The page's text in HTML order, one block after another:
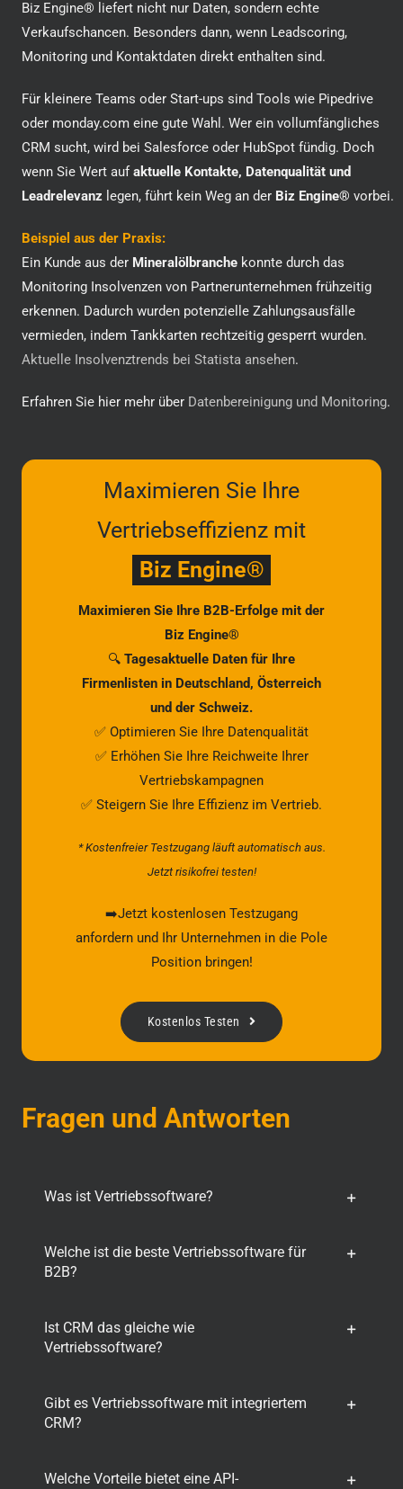
Biz Engine® liefert nicht nur Daten, sondern echte
Verkaufschancen. Besonders dann, wenn Leadscoring,
Monitoring und Kontaktdaten direkt enthalten sind.
Für kleinere Teams oder Start-ups sind Tools wie Pipedrive
oder monday.com eine gute Wahl. Wer ein vollumfängliches
CRM sucht, wird bei Salesforce oder HubSpot fündig. Doch
wenn Sie Wert aufaktuelle Kontakte, Datenqualität und
Leadrelevanzlegen, führt kein Weg an der Biz Engine® vorbei.
Beispiel aus der Praxis:
Ein Kunde aus der Mineralölbranchekonnte durch das
Monitoring Insolvenzen von Partnerunternehmen frühzeitig
erkennen. Dadurch wurden potenzielle Zahlungsausfälle
vermieden, indem Tankkarten rechtzeitig gesperrt wurden.
Aktuelle Insolvenztrends bei Statista ansehen.
Erfahren Sie hier mehr über Datenbereinigung und Monitoring.
Maximieren Sie Ihre
Vertriebseffizienz mit
Biz Engine®
Maximieren Sie Ihre B2B-Erfolge mit der
Biz Engine®
🔍 Tagesaktuelle Daten für Ihre
Firmenlisten in Deutschland, Österreich
und der Schweiz.
✅ Optimieren Sie Ihre Datenqualität
✅ Erhöhen Sie Ihre Reichweite Ihrer
Vertriebskampagnen
✅ Steigern Sie Ihre Effizienz im Vertrieb.
* Kostenfreier Testzugang läuft automatisch aus.
Jetzt risikofrei testen!
➡️Jetzt kostenlosen Testzugang
anfordern und Ihr Unternehmen in die Pole
Position bringen!
Kostenlos Testen
Fragen und Antworten
Was ist Vertriebssoftware?
Welche ist die beste Vertriebssoftware für
B2B?
Ist CRM das gleiche wie
Vertriebssoftware?
Gibt es Vertriebssoftware mit integriertem
CRM?
Welche Vorteile bietet eine API-